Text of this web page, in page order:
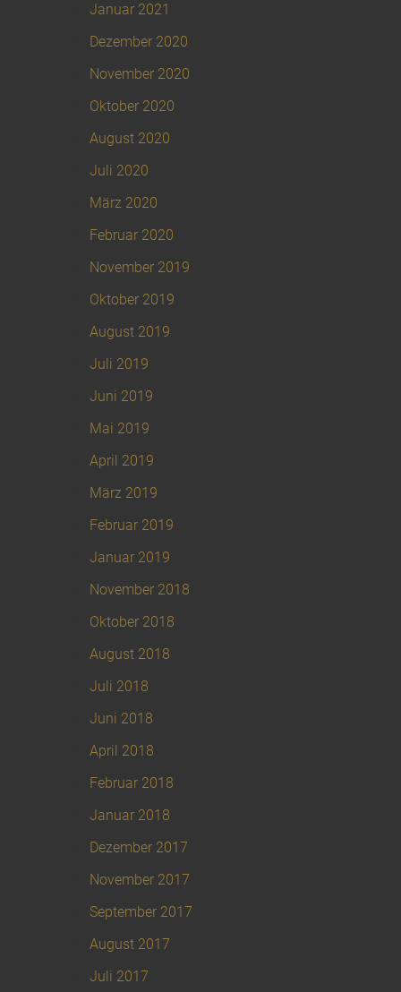
Januar 2021
Dezember 2020
November 2020
Oktober 2020
August 2020
Juli 2020
März 2020
Februar 2020
November 2019
Oktober 2019
August 2019
Juli 2019
Juni 2019
Mai 2019
April 2019
März 2019
Februar 2019
Januar 2019
November 2018
Oktober 2018
August 2018
Juli 2018
Juni 2018
April 2018
Februar 2018
Januar 2018
Dezember 2017
November 2017
September 2017
August 2017
Juli 2017